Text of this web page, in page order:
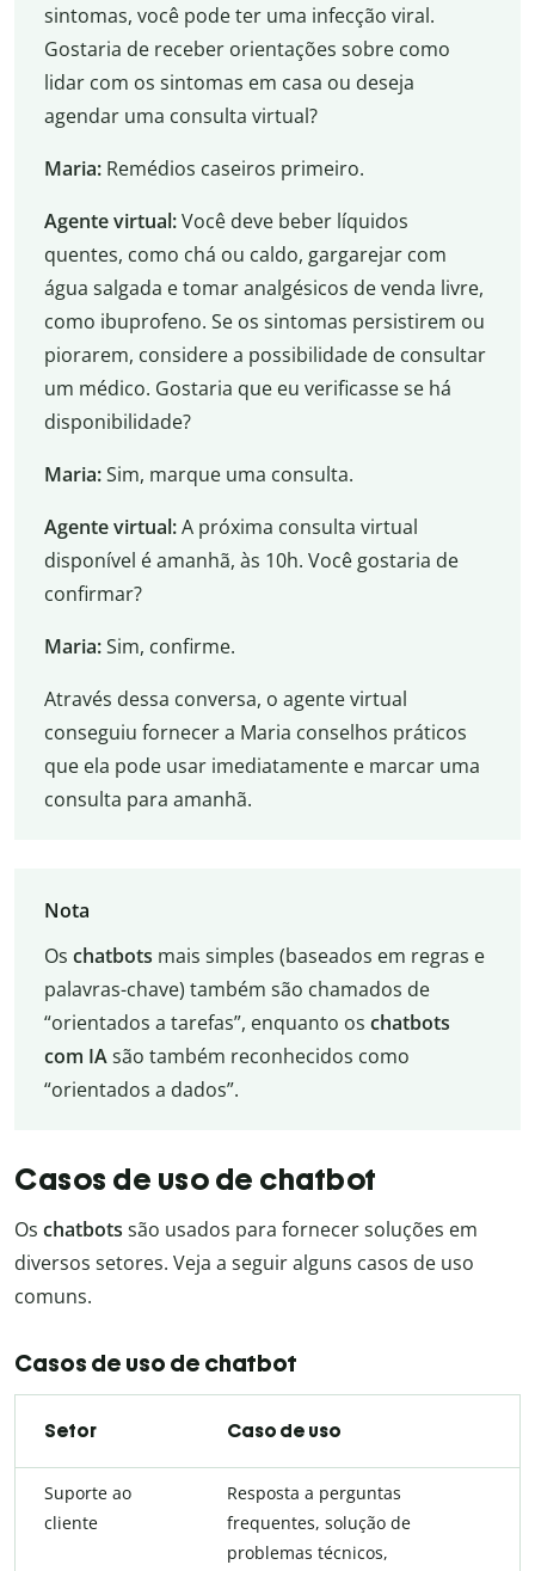
sintomas, você pode ter uma infecção viral.
Gostaria de receber orientações sobre como
lidar com os sintomas em casa ou deseja
agendar uma consulta virtual?
Maria: Remédios caseiros primeiro.
Agente virtual:Você deve beber líquidos
quentes, como chá ou caldo, gargarejar com
água salgada e tomar analgésicos de venda livre,
como ibuprofeno. Se os sintomas persistirem ou
piorarem, considere a possibilidade de consultar
um médico. Gostaria que eu verificasse se há
disponibilidade?
Maria:Sim, marque uma consulta.
Agente virtual:A próxima consulta virtual
disponível é amanhã, às 10h. Você gostaria de
confirmar?
Maria:Sim, confirme.
Através dessa conversa, o agente virtual
conseguiu fornecer a Maria conselhos práticos
que ela pode usar imediatamente e marcar uma
consulta para amanhã.
Nota
Os chatbots mais simples (baseados em regras e
palavras-chave) também são chamados de
“orientados a tarefas”, enquanto os chatbots
com IAsão também reconhecidos como
“orientados a dados”.
Casos de uso de chatbot
Os chatbots são usados para fornecer soluções em
diversos setores. Veja a seguir alguns casos de uso
comuns.
Casos de uso de chatbot
Setor Caso de uso
Suporte ao
cliente
Resposta a perguntas
frequentes, solução de
problemas técnicos,